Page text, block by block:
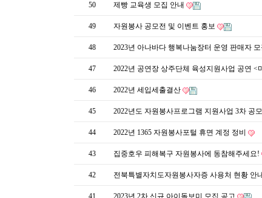
50 제빵 교육생 모집 안내
49 자원봉사 공모전 및 이벤트 홍보
48 2023년 아나바다 행복나눔장터 운영 판매자 모
47 2022년 공연장 상주단체 육성지원사업 공연 <
46 2022년 세입세출결산
45 2022년도 자원봉사프로그램 지원사업 3차 공
44 2022년 1365 자원봉사포털 휴면 계정 정비
43 집중호우 피해복구 자원봉사에 동참해주세요!
42 전북특별자치도자원봉사자증 사용처 현황 안
41 2023년 2차 신규 아이돌보미 모집 공고